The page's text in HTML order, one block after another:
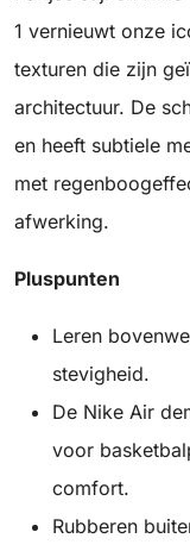
1 vernieuwt onze
texturen die zijn
architectuur. De
en heeft subtiele
met
afwerking.
Pluspunten
Leren
stevigheid.
De Nike Air
voor
comfort.
Rubberen